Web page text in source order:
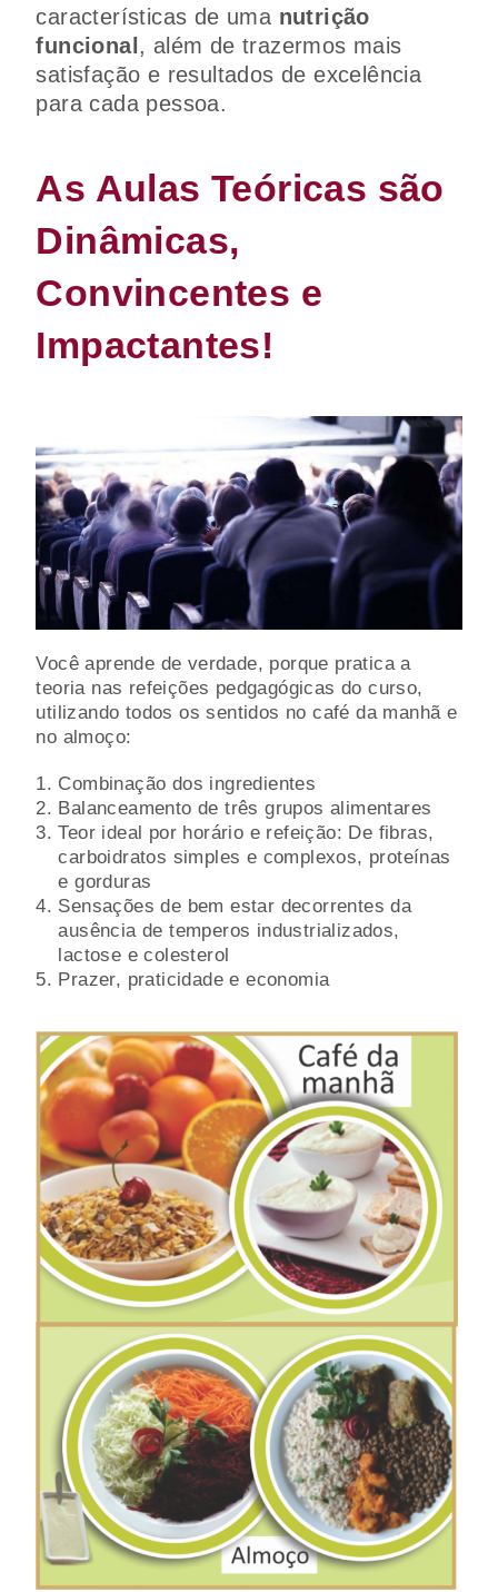
características de uma nutrição
funcional , além de trazermos mais
satisfação e resultados de excelência
para cada pessoa.
As Aulas Teóricas são
Dinâmicas,
Convincentes e
Impactantes!
Você aprende de verdade, porque pratica a
teoria nas refeições pedgagógicas do curso,
utilizando todos os sentidos no café da manhã e
no almoço:
Combinação dos ingredientes
Balanceamento de três grupos alimentares
Teor ideal por horário e refeição: De fibras,
carboidratos simples e complexos, proteínas
e gorduras
Sensações de bem estar decorrentes da
ausência de temperos industrializados,
lactose e colesterol
Prazer, praticidade e economia